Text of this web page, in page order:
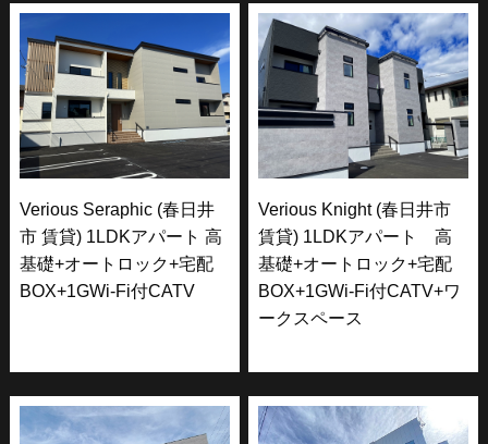
Verious Seraphic (春日井
市 賃貸) 1LDKアパート 高
基礎+オートロック+宅配
BOX+1GWi-Fi付CATV
Verious Knight (春日井市
賃貸) 1LDKアパート 高
基礎+オートロック+宅配
BOX+1GWi-Fi付CATV+ワ
ークスペース